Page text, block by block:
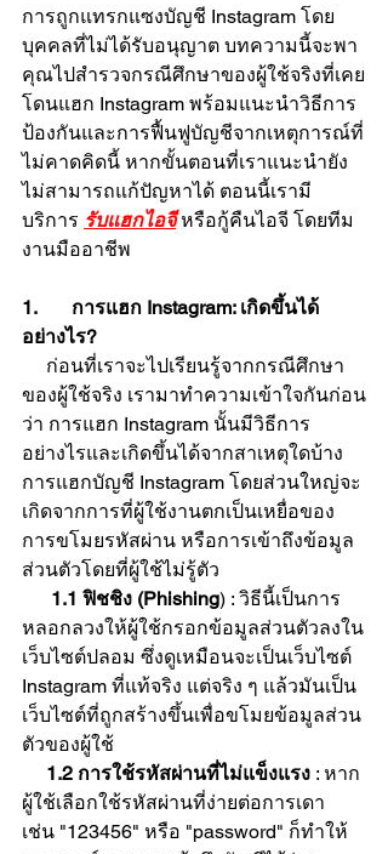
การถูกแทรกแซงบัญชี Instagram โดย
บุคคลที่ไม่ได้รับอนุญาต บทความนี้จะพา
คุณไปสำรวจกรณีศึกษาของผู้ใช้จริงที่เคย
โดนแฮก Instagram พร้อมแนะนำวิธีการ
ป้องกันและการฟื้นฟูบัญชีจากเหตุการณ์ที่
ไม่คาดคิดนี้ หากขั้นตอนที่เราแนะนำยัง
ไม่สามารถแก้ปัญหาได้ ตอนนี้เรามี
บริการ รับแฮกไอจี หรือกู้คืนไอจี โดยทีม
งานมืออาชีพ
1.       การแฮก Instagram: เกิดขึ้นได้
อย่างไร?
ก่อนที่เราจะไปเรียนรู้จากกรณีศึกษา
ของผู้ใช้จริง เรามาทำความเข้าใจกันก่อน
ว่า การแฮก Instagram นั้นมีวิธีการ
อย่างไรและเกิดขึ้นได้จากสาเหตุใดบ้าง
การแฮกบัญชี Instagram โดยส่วนใหญ่จะ
เกิดจากการที่ผู้ใช้งานตกเป็นเหยื่อของ
การขโมยรหัสผ่าน หรือการเข้าถึงข้อมูล
ส่วนตัวโดยที่ผู้ใช้ไม่รู้ตัว
1.1 ฟิชชิง (Phishing) : วิธีนี้เป็นการ
หลอกลวงให้ผู้ใช้กรอกข้อมูลส่วนตัวลงใน
เว็บไซต์ปลอม ซึ่งดูเหมือนจะเป็นเว็บไซต์
Instagram ที่แท้จริง แต่จริง ๆ แล้วมันเป็น
เว็บไซต์ที่ถูกสร้างขึ้นเพื่อขโมยข้อมูลส่วน
ตัวของผู้ใช้
1.2 การใช้รหัสผ่านที่ไม่แข็งแรง : หาก
ผู้ใช้เลือกใช้รหัสผ่านที่ง่ายต่อการเดา
เช่น "123456" หรือ "password" ก็ทำให้